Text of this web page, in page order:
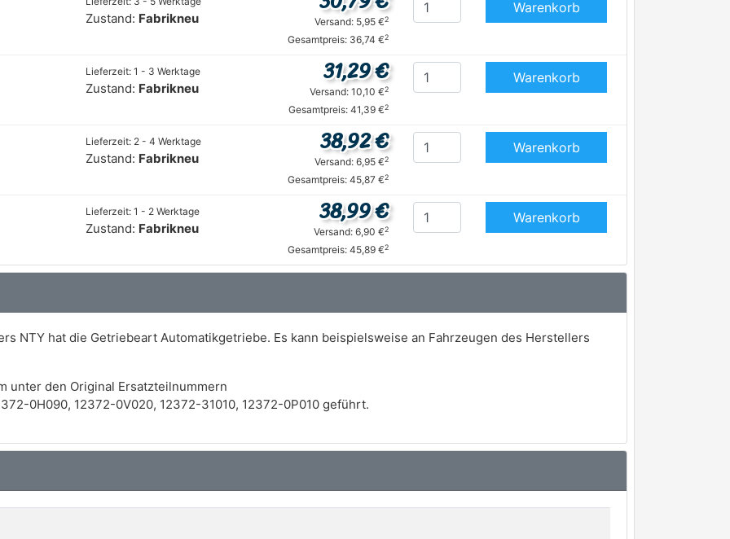
Zustand: Fabrikneu Versand: 5,95 €2
Gesamtpreis: 36,74 €2
Warenkorb
Lieferzeit: 1 - 3 Werktage
Zustand: Fabrikneu
31,29 €
Versand: 10,10 €2
Gesamtpreis: 41,39 €2
Warenkorb
Lieferzeit: 2 - 4 Werktage
Zustand: Fabrikneu
38,92 €
Versand: 6,95 €2
Gesamtpreis: 45,87 €2
Warenkorb
Lieferzeit: 1 - 2 Werktage
Zustand: Fabrikneu
38,99 €
Versand: 6,90 €2
Gesamtpreis: 45,89 €2
Warenkorb
NTY hat die Getriebeart Automatikgetriebe. Es kann beispielsweise an Fahrzeugen des Herstellers
unter den Original Ersatzteilnummern
0H090, 12372-0V020, 12372-31010, 12372-0P010 geführt.